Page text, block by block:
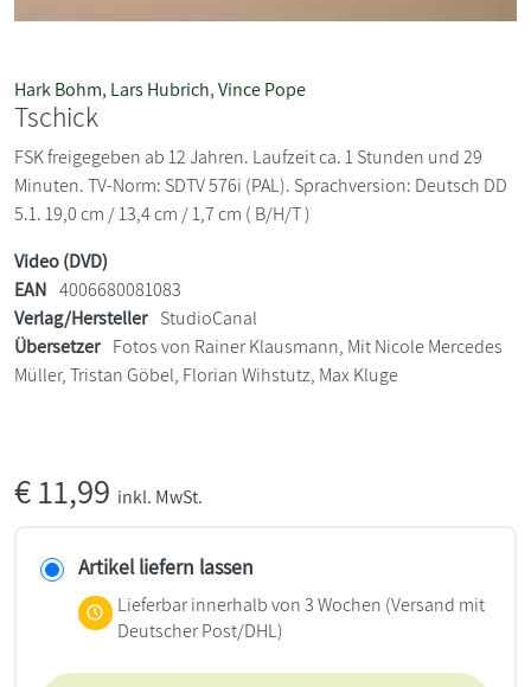
Hark Bohm, Lars Hubrich,Vince Pope
Tschick
FSK freigegeben ab 12 Jahren. Laufzeit ca. 1 Stunden und 29
Minuten. TV-Norm: SDTV 576i (PAL). Sprachversion: Deutsch DD
5.1. 19,0 cm / 13,4 cm / 1,7 cm ( B/H/T )
Video (DVD)
EAN 4006680081083
Verlag/Hersteller StudioCanal
Übersetzer Fotos von Rainer Klausmann, Mit Nicole Mercedes
Müller, Tristan Göbel, Florian Wihstutz, Max Kluge
€11,99 inkl. MwSt.
Artikel liefern lassen
Lieferbar innerhalb von 3 Wochen (Versand mit
Deutscher Post/DHL)